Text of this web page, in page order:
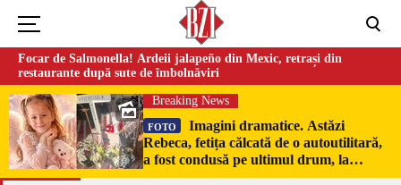
Focar de Salmonella! Ardeii jalapeño din Mexic, retrași din
restaurante după sute de îmbolnăviri
Breaking News
FOTO
Imagini dramatice. Astăzi
Rebeca, fetița călcată de o autoutilitară,
a fost condusă pe ultimul drum, la
Poduri. În sicriul alb al micuței au fost